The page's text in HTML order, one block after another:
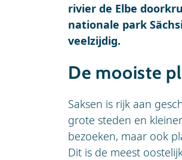
rivier de Elbe
nationale park
veelzijdig.
De mooiste
Saksen is rijk aan
grote steden en
bezoeken, maar ook
Dit is de meest